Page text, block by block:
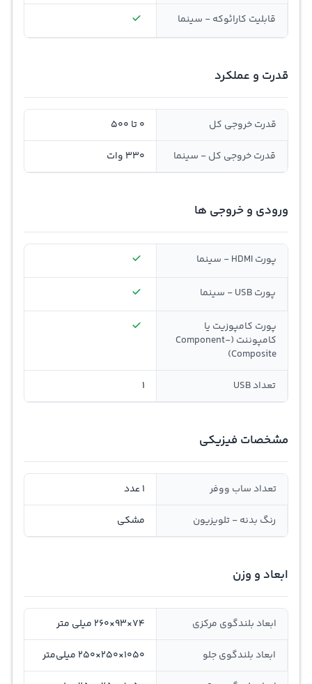
قابلیت کارائوکه - سینما
قدرت و عملکرد
قدرت خروجی کل 0 تا 500
قدرت خروجی کل - سینما 330 وات
ورودی و خروجی ها
پورت HDMI - سینما
پورت USB - سینما
پورت کامپوزیت یا
کامپوننت (Component-
Composite)
تعداد USB 1
مشخصات فیزیکی
تعداد ساب ووفر 1 عدد
رنگ بدنه - تلویزیون مشکی
ابعاد و وزن
ابعاد بلندگوی مرکزی 74×93×260 میلی متر
ابعاد بلندگوی جلو 1050×250×250 میلی‌متر